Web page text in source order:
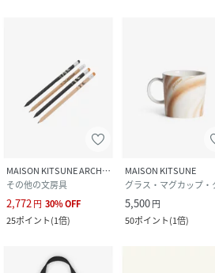
MAISON KITSUNE ARCHIVES
その他の文房具
2,772円 30%OFF
25ポイント(1倍)
MAISON KITSUNE
5,500円
50ポイント(1倍)